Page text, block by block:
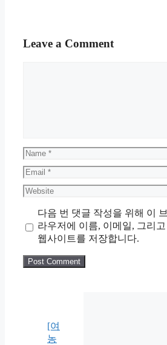
Leave a Comment
Name
Email
Website
다음 번 댓글 작성을 위해 이 브
라우저에 이름, 이메일, 그리고
웹사이트를 저장합니다.
[여
농